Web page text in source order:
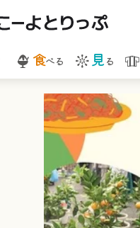
食べる 見 る